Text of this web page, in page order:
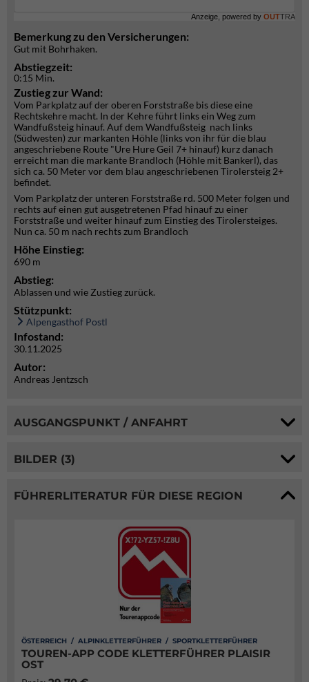
Anzeige, powered by OUTTRA
Bemerkung zu den Versicherungen:
Gut mit Bohrhaken.
Abstiegzeit:
0:15 Min.
Zustieg zur Wand:
Vom Parkplatz auf der oberen Forststraße bis diese eine
Rechtskehre macht. In der Kehre führt links ein Weg zum
Wandfußsteig hinauf. Auf dem Wandfußsteig nach links
(Südwesten) zur markanten Höhle (links von ihr für die blau
angeschriebene Route "Ure Hure Geil 7+ hinauf) kurz danach
erreicht man die markante Brandloch (Höhle mit Bankerl), das
sich ca. 50 Meter vor dem blau angeschriebenen Tirolersteig 2+
befindet.
Vom Parkplatz der unteren Forststraße rd. 500 Meter folgen und
rechts auf einen gut ausgetretenen Pfad hinauf zu einer
Forststraße und weiter hinauf zum Einstieg des Tirolersteiges.
Nun ca. 50 m nach rechts zum Brandloch
Höhe Einstieg:
690 m
Abstieg:
Ablassen und wie Zustieg zurück.
Stützpunkt:
Alpengasthof Postl
Infostand:
30.11.2025
Autor:
Andreas Jentzsch
AUSGANGSPUNKT / ANFAHRT
BILDER (3)
FÜHRERLITERATUR FÜR DIESE REGION
ÖSTERREICH / ALPINKLETTERFÜHRER / SPORTKLETTERFÜHRER
TOUREN-APP CODE KLETTERFÜHRER PLAISIR
OST